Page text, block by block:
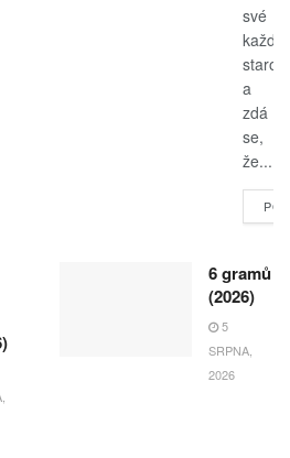
své
a
zdá
se,
že...
6 gramů
(2026)
5
SRPNA,
2026